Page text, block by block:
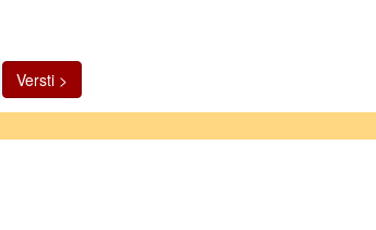
Versti >